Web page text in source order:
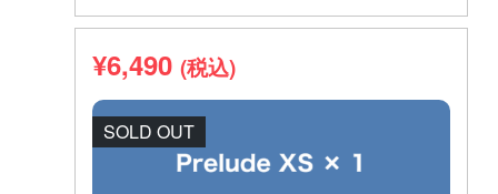
¥6,490 (税込)
SOLD OUT